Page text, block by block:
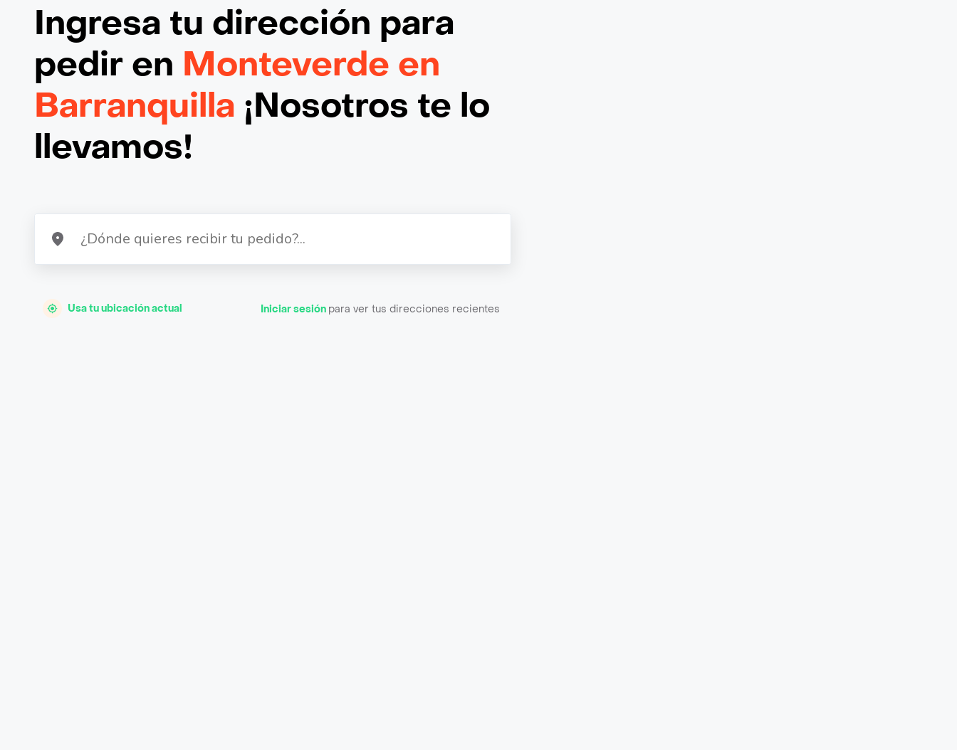
Ingresa tu dirección para
pedir en Monteverde en
Barranquilla ¡Nosotros te lo
llevamos!
Usa tu ubicación actual Iniciar sesión para ver tus direcciones recientes